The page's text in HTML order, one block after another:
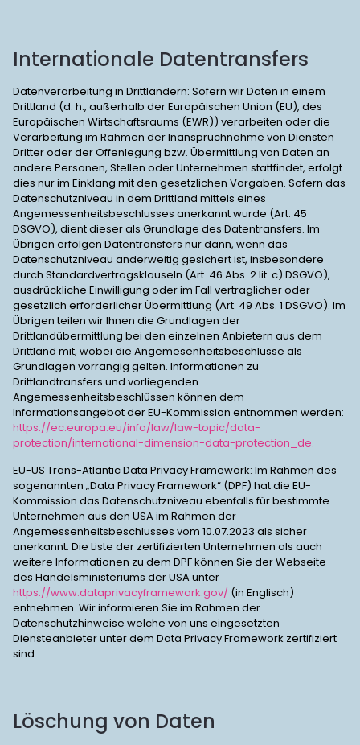
Internationale Datentransfers
Datenverarbeitung in Drittländern: Sofern wir Daten in einem
Drittland (d. h., außerhalb der Europäischen Union (EU), des
Europäischen Wirtschaftsraums (EWR)) verarbeiten oder die
Verarbeitung im Rahmen der Inanspruchnahme von Diensten
Dritter oder der Offenlegung bzw. Übermittlung von Daten an
andere Personen, Stellen oder Unternehmen stattfindet, erfolgt
dies nur im Einklang mit den gesetzlichen Vorgaben. Sofern das
Datenschutzniveau in dem Drittland mittels eines
Angemessenheitsbeschlusses anerkannt wurde (Art. 45
DSGVO), dient dieser als Grundlage des Datentransfers. Im
Übrigen erfolgen Datentransfers nur dann, wenn das
Datenschutzniveau anderweitig gesichert ist, insbesondere
durch Standardvertragsklauseln (Art. 46 Abs. 2 lit. c) DSGVO),
ausdrückliche Einwilligung oder im Fall vertraglicher oder
gesetzlich erforderlicher Übermittlung (Art. 49 Abs. 1 DSGVO). Im
Übrigen teilen wir Ihnen die Grundlagen der
Drittlandübermittlung bei den einzelnen Anbietern aus dem
Drittland mit, wobei die Angemesenheitsbeschlüsse als
Grundlagen vorrangig gelten. Informationen zu
Drittlandtransfers und vorliegenden
Angemessenheitsbeschlüssen können dem
Informationsangebot der EU-Kommission entnommen werden:
https://ec.europa.eu/info/law/law-topic/data-
protection/international-dimension-data-protection_de.
EU-US Trans-Atlantic Data Privacy Framework: Im Rahmen des
sogenannten „Data Privacy Framework“ (DPF) hat die EU-
Kommission das Datenschutzniveau ebenfalls für bestimmte
Unternehmen aus den USA im Rahmen der
Angemessenheitsbeschlusses vom 10.07.2023 als sicher
anerkannt. Die Liste der zertifizierten Unternehmen als auch
weitere Informationen zu dem DPF können Sie der Webseite
des Handelsministeriums der USA unter
https://www.dataprivacyframework.gov/ (in Englisch)
entnehmen. Wir informieren Sie im Rahmen der
Datenschutzhinweise welche von uns eingesetzten
Diensteanbieter unter dem Data Privacy Framework zertifiziert
sind.
Löschung von Daten